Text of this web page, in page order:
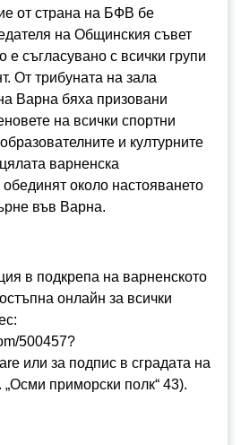
от страна на БФВ бе
на Общинския съвет
съгласувано с всички групи
От трибуната на зала
Варна бяха призовани
на всички спортни
и културните
варненска
около настояването
във Варна.
в подкрепа на варненското
онлайн за всички
500457?
или за подпис в сградата на
приморски полк“ 43).